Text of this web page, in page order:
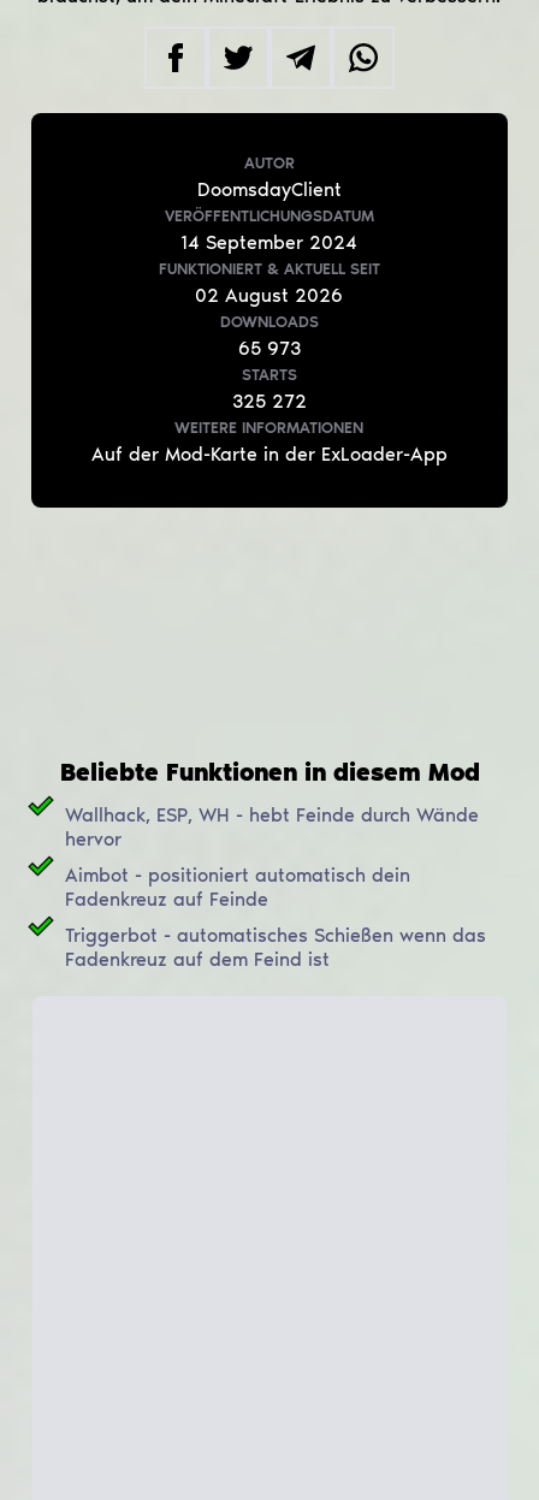
AUTOR
DoomsdayClient
VERÖFFENTLICHUNGSDATUM
14September 2024
FUNKTIONIERT & AKTUELL SEIT
02August 2026
DOWNLOADS
65 973
STARTS
325 272
WEITERE INFORMATIONEN
Auf der Mod-Karte in der ExLoader-App
Beliebte Funktionen in diesem Mod
Wallhack, ESP, WH - hebt Feinde durch Wände
hervor
Aimbot - positioniert automatisch dein
Fadenkreuz auf Feinde
Triggerbot - automatisches Schießen wenn das
Fadenkreuz auf dem Feind ist